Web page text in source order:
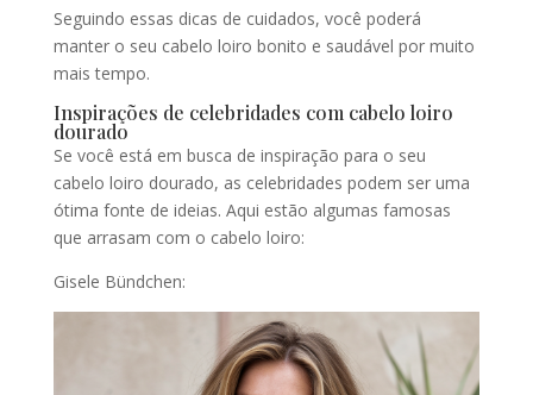
Seguindo essas dicas de cuidados, você poderá
manter o seu cabelo loiro bonito e saudável por muito
mais tempo.
Inspirações de celebridades com cabelo loiro
dourado
Se você está em busca de inspiração para o seu
cabelo loiro dourado, as celebridades podem ser uma
ótima fonte de ideias. Aqui estão algumas famosas
que arrasam com o cabelo loiro:
Gisele Bündchen: